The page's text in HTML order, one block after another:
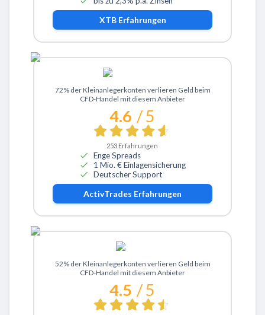
XTBErfahrungen
Zu ActivTrades
72% der Kleinanlegerkonten verlieren Geld beim
CFD-Handel mit diesem Anbieter
4.6 / 5
253 Erfahrungen
Enge Spreads
1 Mio. € Einlagensicherung
Deutscher Support
ActivTrades Erfahrungen
Zu eToro
52% der Kleinanlegerkonten verlieren Geld beim
CFD-Handel mit diesem Anbieter
4.5 / 5